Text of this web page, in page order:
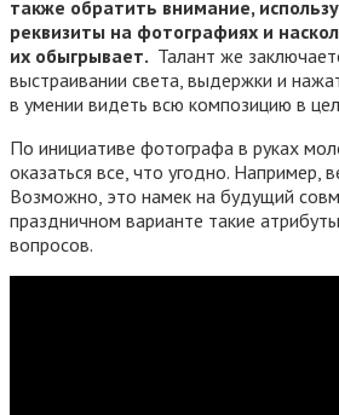
также обратить внимание,
реквизиты на фотографиях и
их обыгрывает. Талант же
выстраивании света, выдержки и
в умении видеть всю композицию в
По инициативе фотографа в руках
оказаться все, что угодно. Например,
Возможно, это намек на будущий
праздничном варианте такие
вопросов.